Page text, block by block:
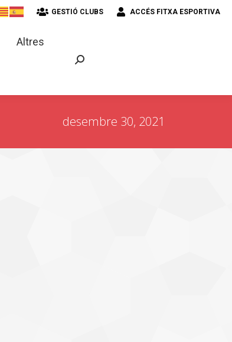
GESTIÓ CLUBS ACCÉS FITXA ESPORTIVA
Altres
desembre 30, 2021
Altres